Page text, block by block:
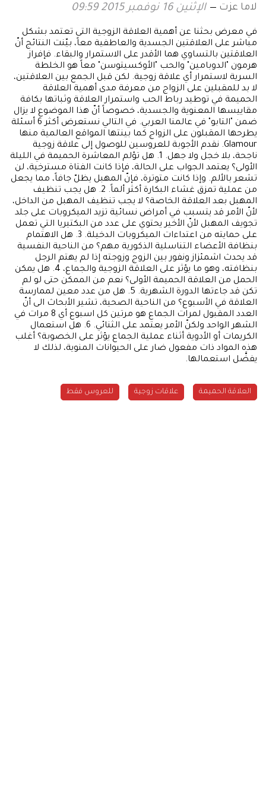
لاما عزت الإثنين 16 نوفمبر 2015 09:59
في معرض بحثنا عن أهمية العلاقة الزوجية التى تعتمد بشكل
مباشر على العلاقتين الجسدية والعاطفية معاً، بيّنت النتائج أنّ
العلاقتين بالتساوي هما الأقدر على الاستمرار والبقاء. فإفراز
هرمون "الدوبامين" والحب "الأوكسيتوسن" معاً هو الخلطة
السرية لاستمرار أي علاقة زوجية. لكن قبل الجمع بين العلاقتين،
لا بد للمقبلين على الزواج من معرفة مدى أهمية العلاقة
الحميمة في توطيد رباط الحب واستمرار العلاقة وثباتها بكافة
مقاييسها المعنوية والجسدية، خصوصاً أنّ هذا الموضوع لا يزال
ضمن "التابو" في عالمنا العربي. في التالي نستعرض أكثر 6 أسئلة
يطرحها المقبلون على الزواج كما بينتها المواقع العالمية منها
Glamour. نقدم الأجوبة للعروسين للوصول إلى علاقة زوجية
ناجحة، بلا خجل ولا جهل. 1. هل تؤلم المعاشرة الحميمة في الليلة
الأولى؟ يعتمد الجواب على الحالة، فإذا كانت الفتاة مسترخية، لن
تشعر بالألم. وإذا كانت متوترة، فإنّ المهبل يظلّ جافاً، مما يجعل
من عملية تمزق غشاء البكارة أكثر ألماً. 2. هل يجب تنظيف
المهبل بعد العلاقة الخاصة؟ لا يجب تنظيف المهبل من الداخل،
لأنّ الأمر قد يتسبب في أمراض نسائية تزيد الميكروبات على جلد
تجويف المهبل لأنّ الأخير يحتوي على عدد من البكتيريا التي تعمل
على حمايته من اعتداءات الميكروبات الدخيلة. 3. هل الاهتمام
بنظافة الأعضاء التناسلية الذكورية مهم؟ من الناحية النفسية
قد يحدث اشمئزاز ونفور بين الزوج وزوجته إذا لم يهتم الرجل
بنظافته، وهو ما يؤثر على العلاقة الزوجية والجماع، 4. هل يمكن
الحمل من العلاقة الحميمة الأولى؟ نعم من الممكن حتى لو لم
تكن قد جاءتها الدورة الشهرية. 5. هل من عدد معين لممارسة
العلاقة في الأسبوع؟ من الناحية الصحية، تشير الأبحاث الى أنّ
العدد المقبول لمرات الجماع هو مرتين كل اسبوع أي 8 مرات في
الشهر الواحد ولكنّ الأمر يعتمد على الثنائي. 6. هل استعمال
الكريمات أو الأدوية أثناء عملية الجماع يؤثر على الخصوبة؟ أغلب
هذه المواد ذات مفعول ضار على الحيوانات المنوية، لذلك لا
يفضَّل استعمالها.
العلاقة الحميمة علاقات زوجية للعروس فقط